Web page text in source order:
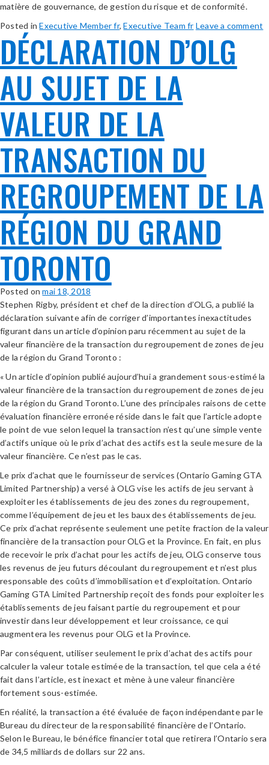
matière de gouvernance, de gestion du risque et de conformité.
Posted inExecutive Member fr,Executive Team fr Leave a comment
DÉCLARATION D’OLG
AU SUJET DE LA
VALEUR DE LA
TRANSACTION DU
REGROUPEMENT DE LA
RÉGION DU GRAND
TORONTO
Posted onmai 18, 2018
Stephen Rigby, président et chef de la direction d’OLG, a publié la
déclaration suivante afin de corriger d’importantes inexactitudes
figurant dans un article d’opinion paru récemment au sujet de la
valeur financière de la transaction du regroupement de zones de jeu
de la région du Grand Toronto :
« Un article d’opinion publié aujourd’hui a grandement sous-estimé la
valeur financière de la transaction du regroupement de zones de jeu
de la région du Grand Toronto. L’une des principales raisons de cette
évaluation financière erronée réside dans le fait que l’article adopte
le point de vue selon lequel la transaction n’est qu’une simple vente
d’actifs unique où le prix d’achat des actifs est la seule mesure de la
valeur financière. Ce n’est pas le cas.
Le prix d’achat que le fournisseur de services (Ontario Gaming GTA
Limited Partnership) a versé à OLG vise les actifs de jeu servant à
exploiter les établissements de jeu des zones du regroupement,
comme l’équipement de jeu et les baux des établissements de jeu.
Ce prix d’achat représente seulement une petite fraction de la valeur
financière de la transaction pour OLG et la Province. En fait, en plus
de recevoir le prix d’achat pour les actifs de jeu, OLG conserve tous
les revenus de jeu futurs découlant du regroupement et n’est plus
responsable des coûts d’immobilisation et d’exploitation. Ontario
Gaming GTA Limited Partnership reçoit des fonds pour exploiter les
établissements de jeu faisant partie du regroupement et pour
investir dans leur développement et leur croissance, ce qui
augmentera les revenus pour OLG et la Province.
Par conséquent, utiliser seulement le prix d’achat des actifs pour
calculer la valeur totale estimée de la transaction, tel que cela a été
fait dans l’article, est inexact et mène à une valeur financière
fortement sous-estimée.
En réalité, la transaction a été évaluée de façon indépendante par le
Bureau du directeur de la responsabilité financière de l’Ontario.
Selon le Bureau, le bénéfice financier total que retirera l’Ontario sera
de 34,5 milliards de dollars sur 22 ans.